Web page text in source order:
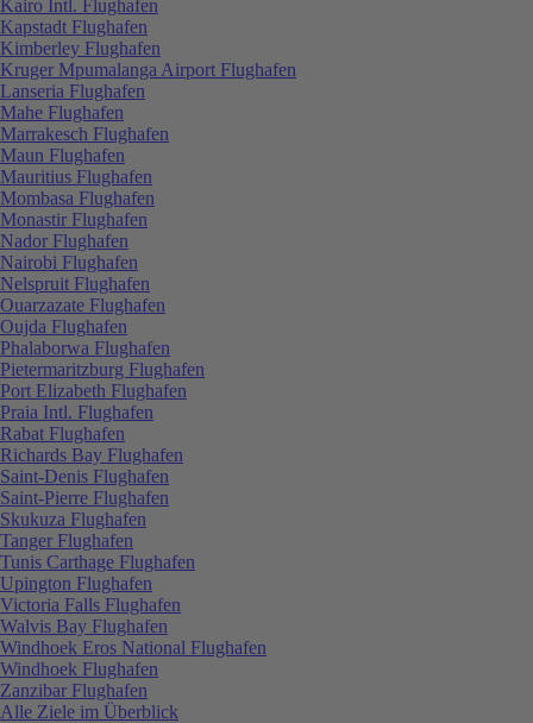
Kairo Intl. Flughafen
Kapstadt Flughafen
Kimberley Flughafen
Kruger Mpumalanga Airport Flughafen
Lanseria Flughafen
Mahe Flughafen
Marrakesch Flughafen
Maun Flughafen
Mauritius Flughafen
Mombasa Flughafen
Monastir Flughafen
Nador Flughafen
Nairobi Flughafen
Nelspruit Flughafen
Ouarzazate Flughafen
Oujda Flughafen
Phalaborwa Flughafen
Pietermaritzburg Flughafen
Port Elizabeth Flughafen
Praia Intl. Flughafen
Rabat Flughafen
Richards Bay Flughafen
Saint-Denis Flughafen
Saint-Pierre Flughafen
Skukuza Flughafen
Tanger Flughafen
Tunis Carthage Flughafen
Upington Flughafen
Victoria Falls Flughafen
Walvis Bay Flughafen
Windhoek Eros National Flughafen
Windhoek Flughafen
Zanzibar Flughafen
Alle Ziele im Überblick